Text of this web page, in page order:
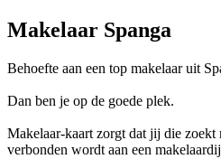
Makelaar Spanga
Behoefte aan een top makelaar uit
Dan ben je op de goede plek.
Makelaar-kaart zorgt dat jij die zoekt
verbonden wordt aan een